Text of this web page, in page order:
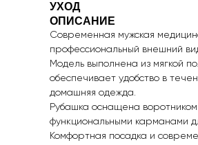
УХОД
ОПИСАНИЕ
Современная мужская
профессиональный внешний
Модель выполнена из мягкой
обеспечивает удобство в
домашняя одежда.
Рубашка оснащена
функциональными карманами
Комфортная посадка и